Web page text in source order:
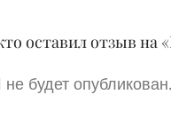
оставил отзыв на
будет опубликован.